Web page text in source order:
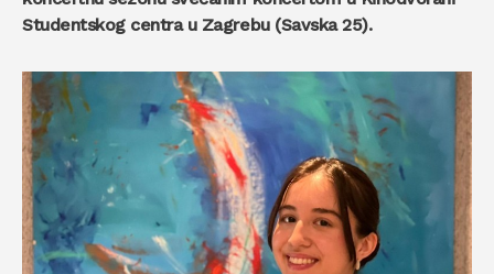
Studentskog centra u Zagrebu (Savska 25).